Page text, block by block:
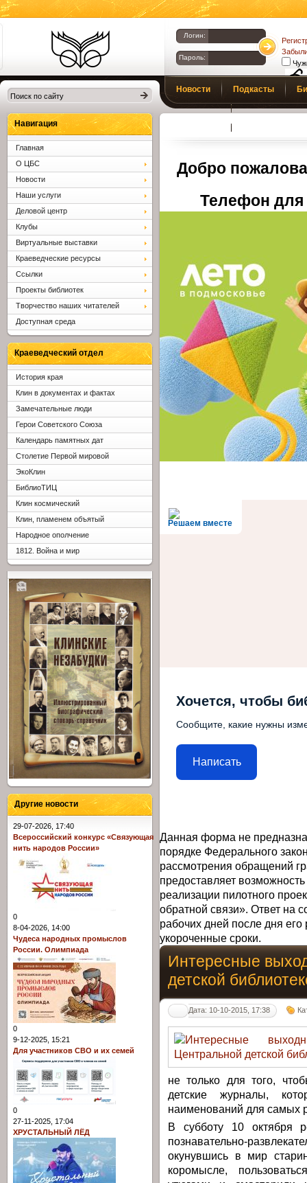
Библиотеки
Клина. Клинская
ЦБС.
Логин:
Пароль:
Новости Подкасты
Добро
Телефон для
Решаем вместе
Хочется, чтобы
Сообщите, какие нужны
Написать
Данная форма не
порядке Федерального
рассмотрения обращений
предоставляет
реализации пилотного
обратной связи». Ответ на
рабочих дней после дня
укороченные сроки.
Интересные
детской
Дата: 10-10-2015, 17:38
не только для того,
детские журналы,
наименований для самых
В субботу 10 октября
познавательно-
окунувшись в мир
коромысле,
Навигация
Главная
О ЦБС
Новости
Наши услуги
Деловой центр
Клубы
Виртуальные выставки
Краеведческие ресурсы
Ссылки
Проекты библиотек
Творчество наших читателей
Доступная среда
Краеведческий отдел
История края
Клин в документах и фактах
Замечательные люди
Герои Советского Союза
Календарь памятных дат
Столетие Первой мировой
ЭкоКлин
БиблиоТИЦ
Клин космический
Клин, пламенем объятый
Народное ополчение
1812. Война и мир
Другие новости
29-07-2026, 17:40
Всероссийский конкурс «Связующая
нить народов России»
0
8-04-2026, 14:00
Чудеса народных промыслов
России. Олимпиада
0
9-12-2025, 15:21
Для участников СВО и их семей
0
27-11-2025, 17:04
ХРУСТАЛЬНЫЙ ЛЁД